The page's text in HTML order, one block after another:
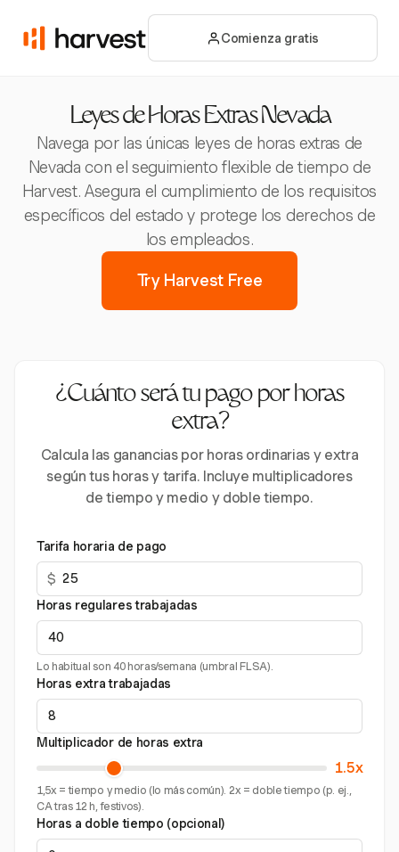
Comienza gratis
Leyes de Horas Extras Nevada
Navega por las únicas leyes de horas extras de
Nevada con el seguimiento flexible de tiempo de
Harvest. Asegura el cumplimiento de los requisitos
específicos del estado y protege los derechos de
los empleados.
Try Harvest Free
¿Cuánto será tu pago por horas
extra?
Calcula las ganancias por horas ordinarias y extra
según tus horas y tarifa. Incluye multiplicadores
de tiempo y medio y doble tiempo.
Tarifa horaria de pago
$
Horas regulares trabajadas
Lo habitual son 40 horas/semana (umbral FLSA).
Horas extra trabajadas
Multiplicador de horas extra
1.5x
1,5x = tiempo y medio (lo más común). 2x = doble tiempo (p. ej.,
CA tras 12 h, festivos).
Horas a doble tiempo (opcional)